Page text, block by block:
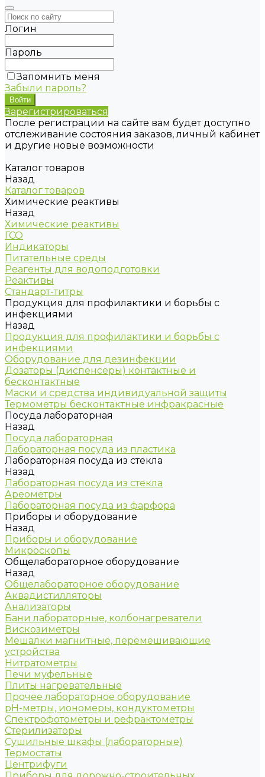
Логин
Пароль
Запомнить меня
Забыли пароль?
Зарегистрироваться
После регистрации на сайте вам будет доступно
отслеживание состояния заказов, личный кабинет
и другие новые возможности
Каталог товаров
Назад
Каталог товаров
Химические реактивы
Назад
Химические реактивы
ГСО
Индикаторы
Питательные среды
Реагенты для водоподготовки
Реактивы
Стандарт-титры
Продукция для профилактики и борьбы с
инфекциями
Назад
Продукция для профилактики и борьбы с
инфекциями
Оборудование для дезинфекции
Дозаторы (диспенсеры) контактные и
бесконтактные
Маски и средства индивидуальной защиты
Термометры бесконтактные инфракрасные
Посуда лабораторная
Назад
Посуда лабораторная
Лабораторная посуда из пластика
Лабораторная посуда из стекла
Назад
Лабораторная посуда из стекла
Ареометры
Лабораторная посуда из фарфора
Приборы и оборудование
Назад
Приборы и оборудование
Микроскопы
Общелабораторное оборудование
Назад
Общелабораторное оборудование
Аквадистилляторы
Анализаторы
Бани лабораторные, колбонагреватели
Вискозиметры
Мешалки магнитные, перемешивающие
устройства
Нитратометры
Печи муфельные
Плиты нагревательные
Прочее лабораторное оборудование
рН-метры, иономеры, кондуктометры
Спектрофотометры и рефрактометры
Стерилизаторы
Сушильные шкафы (лабораторные)
Термостаты
Центрифуги